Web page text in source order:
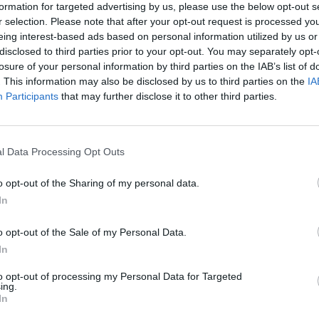
for targeted advertising by us, please use the below opt-out
selection. Please note that after your opt-out request is processed
interest-based ads based on personal information utilized by us
to third parties prior to your opt-out. You may separately
of your personal information by third parties on the IAB’s list of
This information may also be disclosed by us to third parties on the
Participants that may further disclose it to other third parties.
Data Processing Opt Outs
opt-out of the Sharing of my personal data.
opt-out of the Sale of my Personal Data.
opt-out of processing my Personal Data for Targeted
14, 2026
nekdanji šef kabineta Vladimirja Zelenskega,
poslal imena svojih političnih nasprotnikov,
institucij, s sporočilom, da je »pripravljen na
»Veronika Feng Shui«mu je nato svetovala, naj
sodišče je pred tem obsodilo Jermaka, ki je
conversations" with Zelensky after his
made no official statements about his desire to